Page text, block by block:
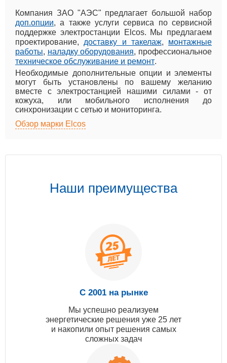
Компания ЗАО "АЭС" предлагает большой набор
доп.опции, а также услуги сервиса по сервисной
поддержке электростанции Elcos. Мы предлагаем
проектирование, доставку и такелаж, монтажные
работы, наладку оборудования, профессиональное
техническое обслуживание и ремонт.
Необходимые дополнительные опции и элементы
могут быть установлены по вашему желанию
вместе с электростанцией нашими силами - от
кожуха, или мобильного исполнения до
синхронизации с сетью и мониторинга.
Обзор марки Elcos
Наши преимущества
С 2001 на рынке
Мы успешно реализуем
энергетические решения уже 25 лет
и накопили опыт решения самых
сложных задач